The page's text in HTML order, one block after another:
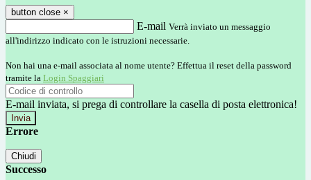
button close ×
E-mail Verrà inviato un messaggio
all'indirizzo indicato con le istruzioni necessarie.
Non hai una e-mail associata al nome utente? Effettua il reset della password
tramite la Login Spaggiari
E-mail inviata, si prega di controllare la casella di posta elettronica!
Errore
Chiudi
Successo